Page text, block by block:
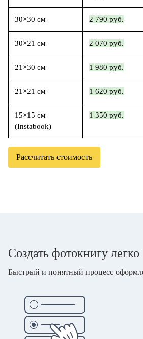
30×30 см 2 790 руб.
30×21 см 2 070 руб.
21×30 см 1 980 руб.
21×21 см 1 620 руб.
15×15 см
(Instabook)
1 350 руб.
Рассчитать стоимость
Создать фотокнигу легко
Быстрый и понятный процесс